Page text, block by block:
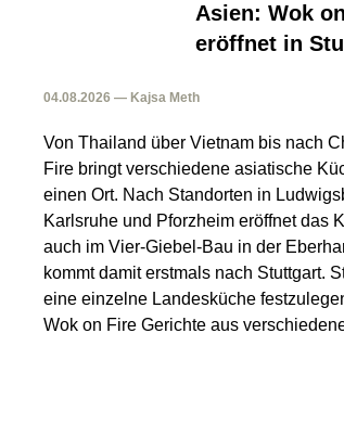
Asien: Wok
eröffnet in
04.08.2026 — Kajsa Meth
Von Thailand über Vietnam bis nach
Fire bringt verschiedene asiatische
einen Ort. Nach Standorten in
Karlsruhe und Pforzheim eröffnet das
auch im Vier-Giebel-Bau in der
kommt damit erstmals nach Stuttgart.
eine einzelne Landesküche
Wok on Fire Gerichte aus